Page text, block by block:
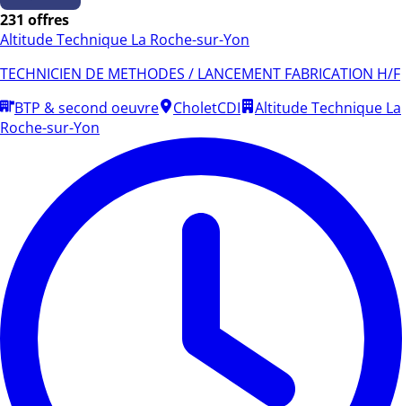
231 offres
Altitude Technique La Roche-sur-Yon
TECHNICIEN DE METHODES / LANCEMENT FABRICATION H/F
BTP & second oeuvre
CholetCDI
Altitude Technique La
Roche-sur-Yon